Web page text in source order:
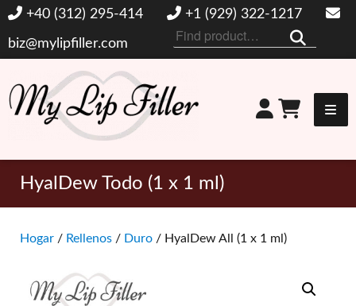
+40 (312) 295-414 +1 (929) 322-1217
biz@mylipfiller.com
Buscar
por:
Mi relleno de labios
HyalDew Todo (1 x 1 ml)
Hogar / Rellenos / Duro / HyalDew All (1 x 1 ml)